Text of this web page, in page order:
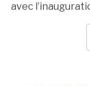
avec